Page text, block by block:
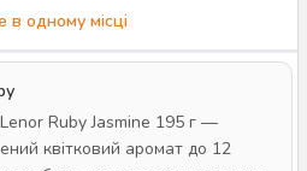
в одному місці
Ruby Jasmine 195 г —
квітковий аромат до 12